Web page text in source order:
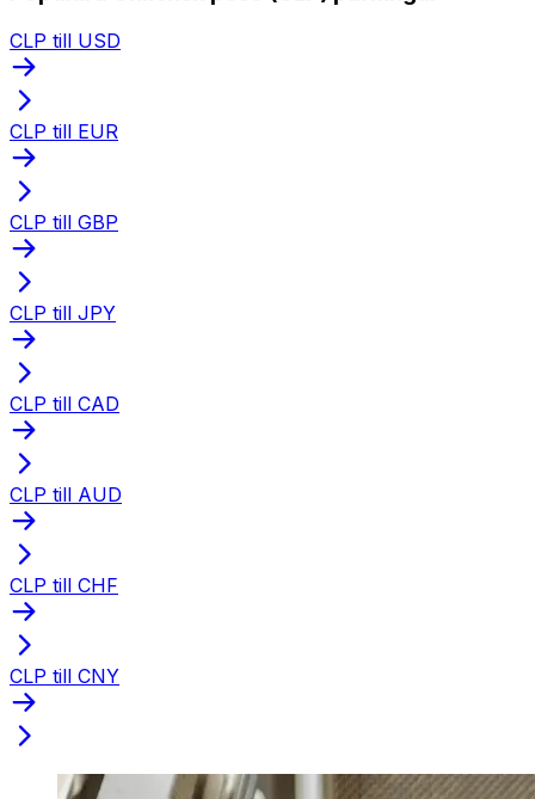
CLP till USD
CLP till EUR
CLP till GBP
CLP till JPY
CLP till CAD
CLP till AUD
CLP till CHF
CLP till CNY